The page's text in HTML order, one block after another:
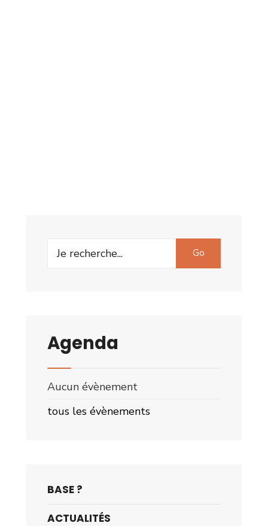
Search
Go
Agenda
Aucun évènement
tous les évènements
BASE ?
ACTUALITÉS